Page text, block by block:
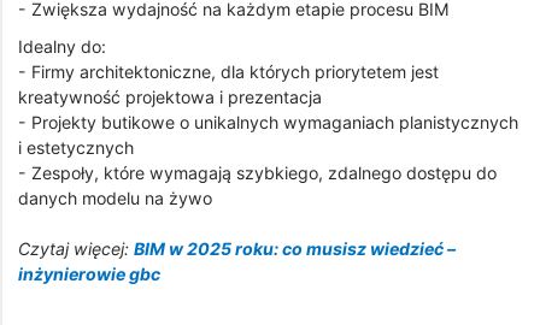
- Zwiększa wydajność na każdym etapie procesu BIM
Idealny do:
- Firmy architektoniczne, dla których priorytetem jest
kreatywność projektowa i prezentacja
- Projekty butikowe o unikalnych wymaganiach planistycznych
i estetycznych
- Zespoły, które wymagają szybkiego, zdalnego dostępu do
danych modelu na żywo
Czytaj więcej: BIM w 2025 roku: co musisz wiedzieć –
inżynierowie gbc